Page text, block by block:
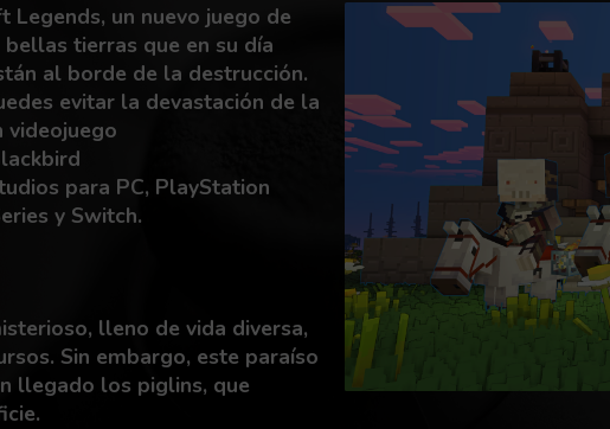
un nuevo juego de
tierras que en su día
al borde de la destrucción.
evitar la devastación de la
videojuego
para PC, PlayStation
y Switch.
lleno de vida diversa,
Sin embargo, este paraíso
llegado los piglins, que